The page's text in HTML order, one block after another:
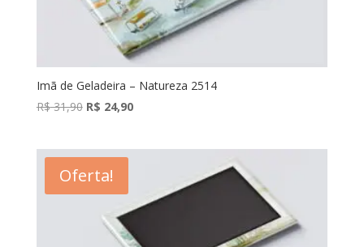
Imã de Geladeira – Natureza 2514
R$31,90 O
era:
R$ 31,90.
R$ 24,90O
Oferta!